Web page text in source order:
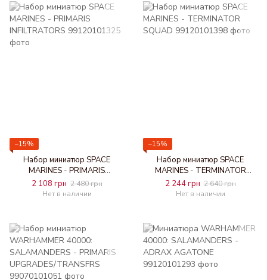
−15%
Набор миниатюр SPACE
MARINES - PRIMARIS
INFILTRATORS
2 108 грн 2 480 грн
Нет в наличии
−15%
Набор миниатюр SPACE
MARINES - TERMINATOR
SQUAD
2 244 грн 2 640 грн
Нет в наличии